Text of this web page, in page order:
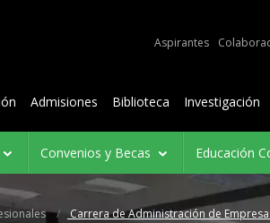
Aspirantes
Admisiones Biblioteca Investigación
Convenios y Becas Educación
Carrera de Administración de